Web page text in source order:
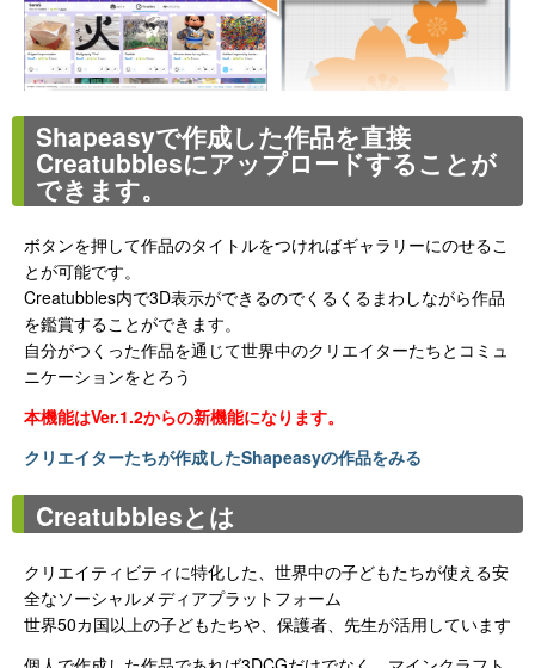
Shapeasyで作成した作品を直接
Creatubblesにアップロードすることが
できます。
ボタンを押して作品のタイトルをつければギャラリーにのせるこ
とが可能です。
Creatubbles内で3D表示ができるのでくるくるまわしながら作品
を鑑賞することができます。
自分がつくった作品を通じて世界中のクリエイターたちとコミュ
ニケーションをとろう
本機能はVer.1.2からの新機能になります。
クリエイターたちが作成したShapeasyの作品をみる
Creatubblesとは
クリエイティビティに特化した、世界中の子どもたちが使える安
全なソーシャルメディアプラットフォーム
世界50カ国以上の子どもたちや、保護者、先生が活用しています